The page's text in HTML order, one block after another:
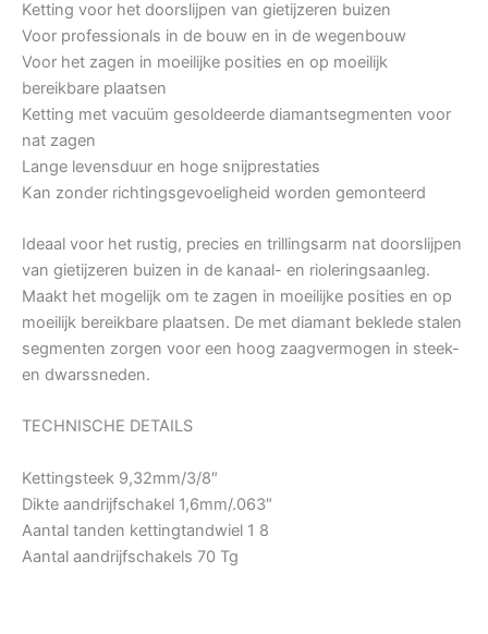
Ketting voor het doorslijpen van gietijzeren buizen
Voor professionals in de bouw en in de wegenbouw
Voor het zagen in moeilijke posities en op moeilijk
bereikbare plaatsen
Ketting met vacuüm gesoldeerde diamantsegmenten voor
nat zagen
Lange levensduur en hoge snijprestaties
Kan zonder richtingsgevoeligheid worden gemonteerd
Ideaal voor het rustig, precies en trillingsarm nat doorslijpen
van gietijzeren buizen in de kanaal- en rioleringsaanleg.
Maakt het mogelijk om te zagen in moeilijke posities en op
moeilijk bereikbare plaatsen. De met diamant beklede stalen
segmenten zorgen voor een hoog zaagvermogen in steek-
en dwarssneden.
TECHNISCHE DETAILS
Kettingsteek 9,32mm/3/8″
Dikte aandrijfschakel 1,6mm/.063″
Aantal tanden kettingtandwiel 1 8
Aantal aandrijfschakels 70 Tg